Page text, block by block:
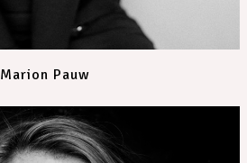
Marion Pauw